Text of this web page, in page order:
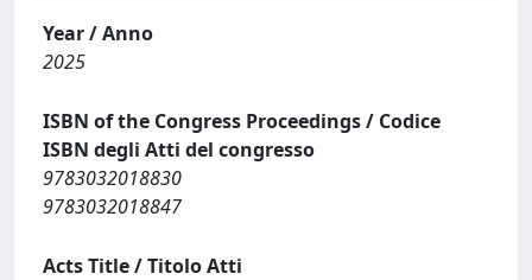
Year / Anno
2025
ISBN of the Congress Proceedings / Codice
ISBN degli Atti del congresso
9783032018830
9783032018847
Acts Title / Titolo Atti